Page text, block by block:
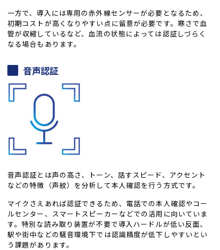
一方で、導入には専用の赤外線センサーが必要となるため、
初期コストが高くなりやすい点に留意が必要です。寒さで血
管が収縮しているなど、血流の状態によっては認証しづらく
なる場合もあります。
音声認証
音声認証とは声の高さ、トーン、話すスピード、アクセント
などの特徴（声紋）を分析して本人確認を行う方式です。
マイクさえあれば認証できるため、電話での本人確認やコー
ルセンター、スマートスピーカーなどでの活用に向いていま
す。特別な読み取り装置が不要で導入ハードルが低い反面、
駅や街中などの騒音環境下では認識精度が低下しやすいとい
う課題があります。